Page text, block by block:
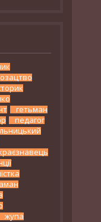
гетьман
педагог
жупа